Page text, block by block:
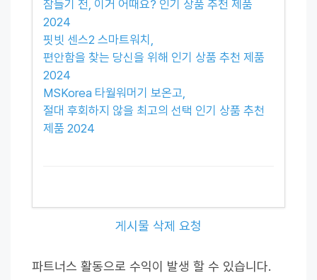
잠들기 전, 이거 어때요? 인기 상품 추천 제품
2024
핏빗 센스2 스마트워치,
편안함을 찾는 당신을 위해 인기 상품 추천 제품
2024
MSKorea 타월워머기 보온고,
절대 후회하지 않을 최고의 선택 인기 상품 추천
제품 2024
게시물 삭제 요청
파트너스 활동으로 수익이 발생 할 수 있습니다.